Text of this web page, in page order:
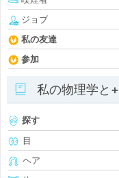
ジョブ
私の友達
参加
私の物理学と+
探す
目
ヘア